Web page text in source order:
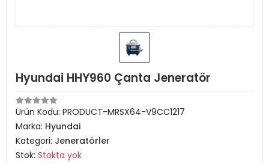
Hyundai HHY960 Çanta Jeneratör
Ürün Kodu: PRODUCT-MRSX64-V9CC1217
Marka: Hyundai
Kategori: Jeneratörler
Stok: Stokta yok